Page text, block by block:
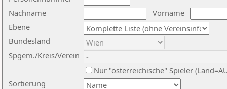
Nachname
Vorname
Ebene
Sortierung
Bundesland
Spgem./Kreis/Verein
Nur "österreichische" Spieler